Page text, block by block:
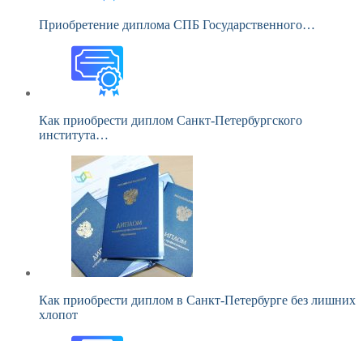
Приобретение диплома СПБ Государственного…
Как приобрести диплом Санкт-Петербургского
института…
Как приобрести диплом в Санкт-Петербурге без лишних
хлопот